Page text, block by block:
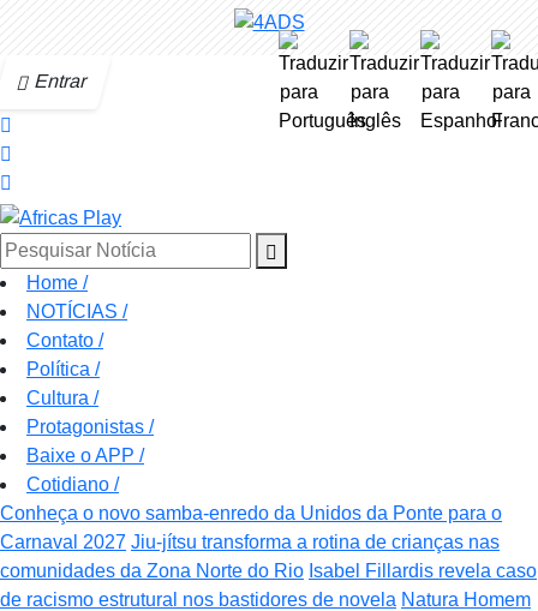
Entrar
Pesquisar Notícia
Home /
NOTÍCIAS /
Contato /
Política /
Cultura /
Protagonistas /
Baixe o APP /
Cotidiano /
Conheça o novo samba-enredo da Unidos da Ponte para o
Carnaval 2027 Jiu-jítsu transforma a rotina de crianças nas
comunidades da Zona Norte do Rio Isabel Fillardis revela caso
de racismo estrutural nos bastidores de novela Natura Homem